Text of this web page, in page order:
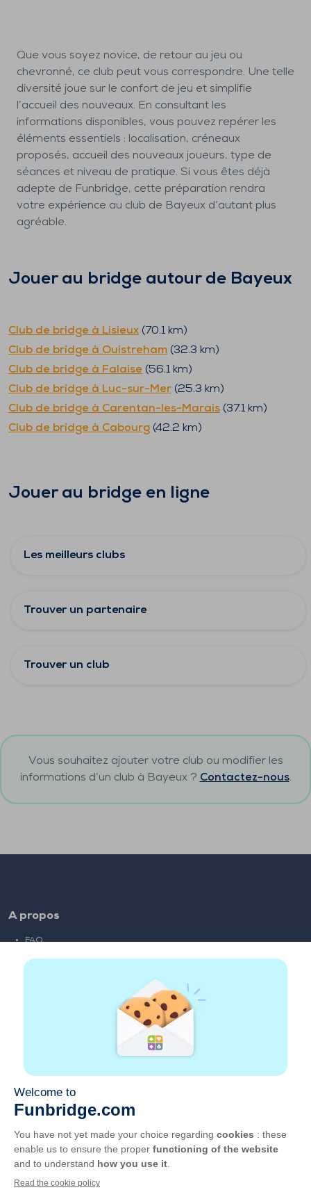
Que vous soyez novice, de retour au jeu ou
chevronné, ce club peut vous correspondre. Une telle
diversité joue sur le confort de jeu et simplifie
l’accueil des nouveaux. En consultant les
informations disponibles, vous pouvez repérer les
éléments essentiels : localisation, créneaux
proposés, accueil des nouveaux joueurs, type de
séances et niveau de pratique. Si vous êtes déjà
adepte de Funbridge, cette préparation rendra
votre expérience au club de Bayeux d’autant plus
agréable.
Jouer au bridge autour de Bayeux
Club de bridge à Lisieux (70.1 km)
Club de bridge à Ouistreham (32.3 km)
Club de bridge à Falaise (56.1 km)
Club de bridge à Luc-sur-Mer (25.3 km)
Club de bridge à Carentan-les-Marais (37.1 km)
Club de bridge à Cabourg (42.2 km)
Jouer au bridge en ligne
Les meilleurs clubs
Trouver un partenaire
Trouver un club
Vous souhaitez ajouter votre club ou modifier les
informations d’un club à Bayeux ? Contactez-nous.
A propos
FAQ
Liens partenaires
CGU
Vie privée
Gérer les cookies